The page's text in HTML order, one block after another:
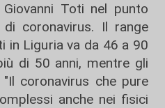
Toti nel punto
coronavirus. Il range
in Liguria va da 46 a 90
di 50 anni, mentre gli
coronavirus che pure
anche nei fisici